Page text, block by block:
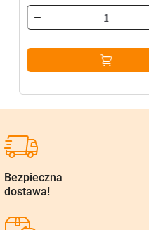
Bezpieczna
dostawa!